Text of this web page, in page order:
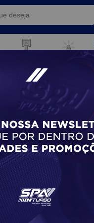
COMPONENTES DE
MOTOR
- 13%